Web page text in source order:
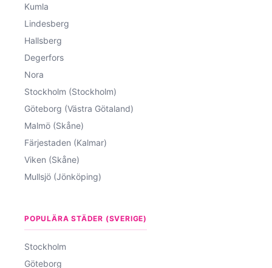
Kumla
Lindesberg
Hallsberg
Degerfors
Nora
Stockholm (Stockholm)
Göteborg (Västra Götaland)
Malmö (Skåne)
Färjestaden (Kalmar)
Viken (Skåne)
Mullsjö (Jönköping)
POPULÄRA STÄDER (SVERIGE)
Stockholm
Göteborg